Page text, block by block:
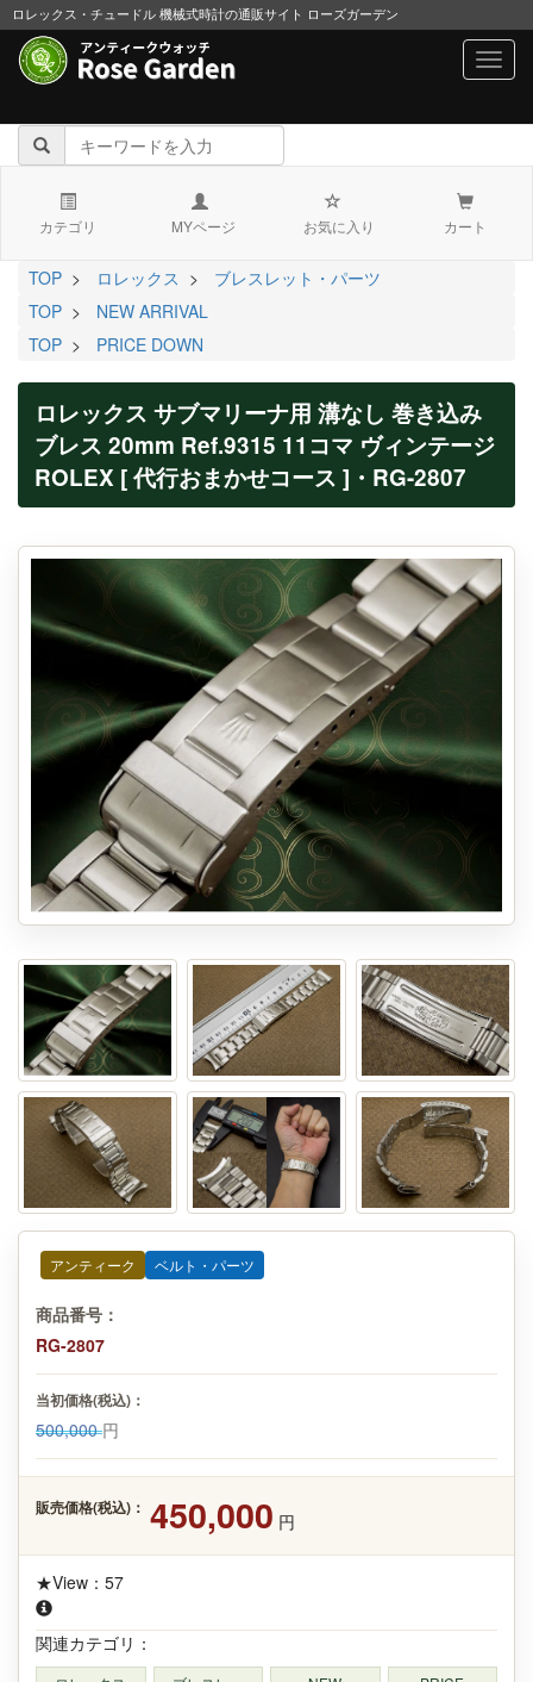
ロレックス・チュードル 機械式時計の通販サイト ローズガーデン
カテゴリ MYページ お気に入り カート
TOP > ロレックス >
ブレスレット・パーツ
TOP >
NEW ARRIVAL
TOP > PRICE DOWN
ロレックス サブマリーナ用 溝なし 巻き込み
ブレス 20mm Ref.9315 11コマ ヴィンテージ
ROLEX [ 代行おまかせコース ]・RG-2807
アンティーク ベルト・パーツ
商品番号：
RG-2807
当初価格(税込)：
500,000円
販売価格(税込)： 450,000 円
★View：57
関連カテゴリ：